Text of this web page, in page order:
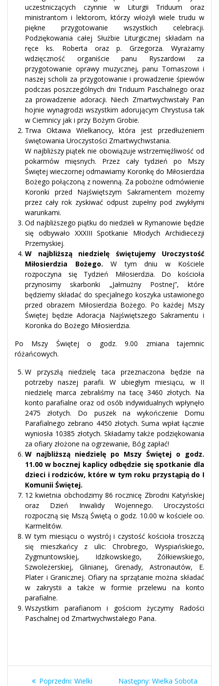
uczestniczących czynnie w Liturgii Triduum oraz
ministrantom i lektorom, którzy włożyli wiele trudu w
piękne przygotowanie wszystkich celebracji.
Podziękowania całej Służbie Liturgicznej składam na
ręce ks. Roberta oraz p. Grzegorza. Wyrażamy
wdzięczność organiście panu Ryszardowi za
przygotowanie oprawy muzycznej, panu Tomaszowi i
naszej scholii za przygotowanie i prowadzenie śpiewów
podczas poszczególnych dni Triduum Paschalnego oraz
za prowadzenie adoracji. Niech Zmartwychwstały Pan
hojnie wynagrodzi wszystkim adorującym Chrystusa tak
w Ciemnicy jak i przy Bożym Grobie.
Trwa Oktawa Wielkanocy, która jest przedłużeniem
świętowania Uroczystości Zmartwychwstania.
W najbliższy piątek nie obowiązuje wstrzemięźliwość od
pokarmów mięsnych. Przez cały tydzień po Mszy
Świętej wieczornej odmawiamy Koronkę do Miłosierdzia
Bożego połączoną z nowenną. Za pobożne odmówienie
Koronki przed Najświętszym Sakramentem możemy
przez cały rok zyskiwać odpust zupełny pod zwykłymi
warunkami.
Od najbliższego piątku do niedzieli w Rymanowie będzie
się odbywało XXXIII Spotkanie Młodych Archidiecezji
Przemyskiej.
W najbliższą niedzielę świętujemy Uroczystość
Miłosierdzia Bożego. W tym dniu w Kościele
rozpoczyna się Tydzień Miłosierdzia. Do kościoła
przynosimy skarbonki „Jałmużny Postnej”, które
będziemy składać do specjalnego koszyka ustawionego
przed obrazem Miłosierdzia Bożego. Po każdej Mszy
Świętej będzie Adoracja Najświętszego Sakramentu i
Koronka do Bożego Miłosierdzia.
Po Mszy Świętej o godz. 9.00 zmiana tajemnic
różańcowych.
W przyszłą niedzielę taca przeznaczona będzie na
potrzeby naszej parafii. W ubiegłym miesiącu, w II
niedzielę marca zebraliśmy na tacę 3460 złotych. Na
konto parafialne oraz od osób indywidualnych wpłynęło
2475 złotych. Do puszek na wykończenie Domu
Parafialnego zebrano 4450 złotych. Suma wpłat łącznie
wyniosła 10385 złotych. Składamy także podziękowania
za ofiary złożone na ogrzewanie, Bóg zapłać!
W najbliższą niedzielę po Mszy Świętej o godz.
11.00 w bocznej kaplicy odbędzie się spotkanie dla
dzieci i rodziców, które w tym roku przystąpią do I
Komunii Świętej.
12 kwietnia obchodzimy 86 rocznicę Zbrodni Katyńskiej
oraz Dzień Inwalidy Wojennego. Uroczystości
rozpoczną się Mszą Świętą o godz. 10.00 w kościele oo.
Karmelitów.
W tym miesiącu o wystrój i czystość kościoła troszczą
się mieszkańcy z ulic: Chrobrego, Wyspiańskiego,
Zygmuntowskiej, Idzikowskiego, Żółkiewskiego,
Szwoleżerskiej, Glinianej, Grenady, Astronautów, E.
Plater i Granicznej. Ofiary na sprzątanie można składać
w zakrystii a także w formie przelewu na konto
parafialne.
Wszystkim parafianom i gościom życzymy Radości
Paschalnej od Zmartwychwstałego Pana.
Nawigacja
Poprzedni: Poprzedni
Wielki Następny: Następny
Wielka Sobota